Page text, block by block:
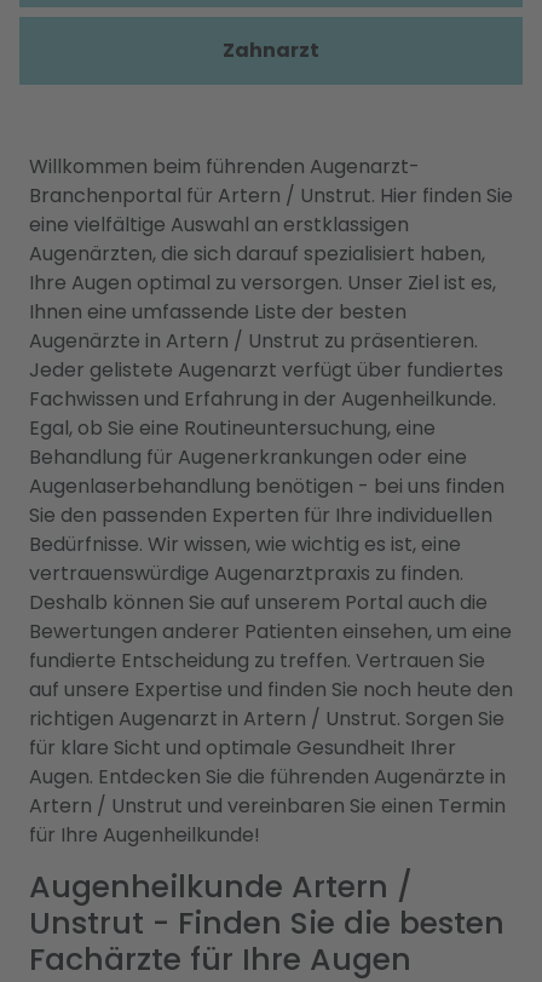
Willkommen beim führenden Augenarzt-
Branchenportal für Artern / Unstrut. Hier finden Sie
eine vielfältige Auswahl an erstklassigen
Augenärzten, die sich darauf spezialisiert haben,
Ihre Augen optimal zu versorgen. Unser Ziel ist es,
Ihnen eine umfassende Liste der besten
Augenärzte in Artern / Unstrut zu präsentieren.
Jeder gelistete Augenarzt verfügt über fundiertes
Fachwissen und Erfahrung in der Augenheilkunde.
Egal, ob Sie eine Routineuntersuchung, eine
Behandlung für Augenerkrankungen oder eine
Augenlaserbehandlung benötigen - bei uns finden
Sie den passenden Experten für Ihre individuellen
Bedürfnisse. Wir wissen, wie wichtig es ist, eine
vertrauenswürdige Augenarztpraxis zu finden.
Deshalb können Sie auf unserem Portal auch die
Bewertungen anderer Patienten einsehen, um eine
fundierte Entscheidung zu treffen. Vertrauen Sie
auf unsere Expertise und finden Sie noch heute den
richtigen Augenarzt in Artern / Unstrut. Sorgen Sie
für klare Sicht und optimale Gesundheit Ihrer
Augen. Entdecken Sie die führenden Augenärzte in
Artern / Unstrut und vereinbaren Sie einen Termin
für Ihre Augenheilkunde!
Augenheilkunde Artern /
Unstrut - Finden Sie die besten
Fachärzte für Ihre Augen
Zahnarzt